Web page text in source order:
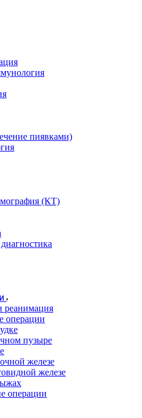
пиявками)
(КТ)
реанимация
операции
пузыре
железе
железе
операции